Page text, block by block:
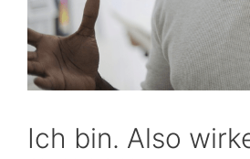
Ich bin. Also